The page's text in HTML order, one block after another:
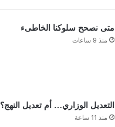
متى نصحح سلوكنا الخاطىء
منذ 9 ساعات
التعديل الوزاري… أم تعديل النهج؟
منذ 11 ساعة